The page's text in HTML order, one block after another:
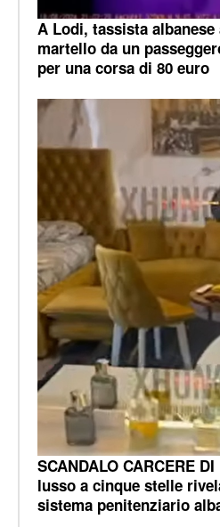
A Lodi, tassista
martello da un
per una corsa di 80 euro
SCANDALO CARCERE
lusso a cinque stelle
sistema penitenziario